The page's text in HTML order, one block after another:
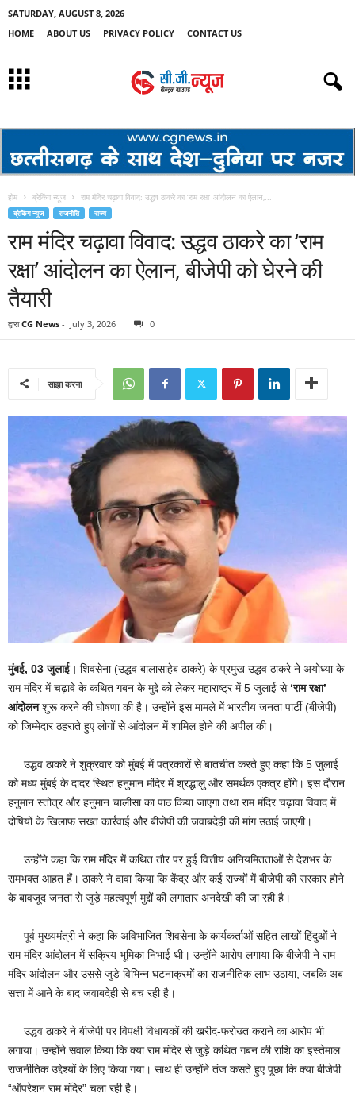
SATURDAY, AUGUST 8, 2026
HOME
ABOUT US PRIVACY POLICY CONTACT US
होम ब्रेकिंग न्यूज राम मंदिर चढ़ावा विवाद: उद्धव ठाकरे का ‘राम रक्षा’ आंदोलन का ऐलान,...
ब्रेकिंग न्यूज राजनीति राज्य
राम मंदिर चढ़ावा विवाद: उद्धव ठाकरे का ‘राम
रक्षा’ आंदोलन का ऐलान, बीजेपी को घेरने की
तैयारी
द्वारा CG News - July 3, 2026 0
साझा करना
मुंबई, 03जुलाई। शिवसेना (उद्धव बालासाहेब ठाकरे) के प्रमुख उद्धव ठाकरे ने अयोध्या के
राम मंदिर में चढ़ावे के कथित गबन के मुद्दे को लेकर महाराष्ट्र में 5 जुलाई से ‘राम रक्षा’
आंदोलनशुरू करने की घोषणा की है। उन्होंने इस मामले में भारतीय जनता पार्टी (बीजेपी)
को जिम्मेदार ठहराते हुए लोगों से आंदोलन में शामिल होने की अपील की।
उद्धव ठाकरे ने शुक्रवार को मुंबई में पत्रकारों से बातचीत करते हुए कहा कि 5 जुलाई
को मध्य मुंबई के दादर स्थित हनुमान मंदिर में श्रद्धालु और समर्थक एकत्र होंगे। इस दौरान
हनुमान स्तोत्र और हनुमान चालीसा का पाठ किया जाएगा तथा राम मंदिर चढ़ावा विवाद में
दोषियों के खिलाफ सख्त कार्रवाई और बीजेपी की जवाबदेही की मांग उठाई जाएगी।
उन्होंने कहा कि राम मंदिर में कथित तौर पर हुई वित्तीय अनियमितताओं से देशभर के
रामभक्त आहत हैं। ठाकरे ने दावा किया कि केंद्र और कई राज्यों में बीजेपी की सरकार होने
के बावजूद जनता से जुड़े महत्वपूर्ण मुद्दों की लगातार अनदेखी की जा रही है।
पूर्व मुख्यमंत्री ने कहा कि अविभाजित शिवसेना के कार्यकर्ताओं सहित लाखों हिंदुओं ने
राम मंदिर आंदोलन में सक्रिय भूमिका निभाई थी। उन्होंने आरोप लगाया कि बीजेपी ने राम
मंदिर आंदोलन और उससे जुड़े विभिन्न घटनाक्रमों का राजनीतिक लाभ उठाया, जबकि अब
सत्ता में आने के बाद जवाबदेही से बच रही है।
उद्धव ठाकरे ने बीजेपी पर विपक्षी विधायकों की खरीद-फरोख्त कराने का आरोप भी
लगाया। उन्होंने सवाल किया कि क्या राम मंदिर से जुड़े कथित गबन की राशि का इस्तेमाल
राजनीतिक उद्देश्यों के लिए किया गया। साथ ही उन्होंने तंज कसते हुए पूछा कि क्या बीजेपी
“ऑपरेशन राम मंदिर” चला रही है।